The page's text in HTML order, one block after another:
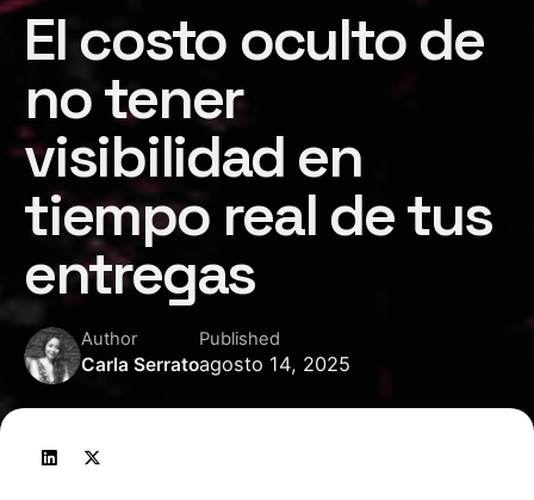
El costo oculto de
no tener
visibilidad en
tiempo real de tus
entregas
Author
Carla Serrato
Published
agosto 14, 2025